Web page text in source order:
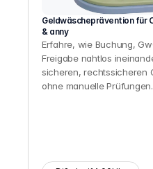
Geldwäscheprävention für
& anny
Erfahre, wie Buchung,
Freigabe nahtlos
sicheren, rechtssicheren
ohne manuelle Prüfungen.